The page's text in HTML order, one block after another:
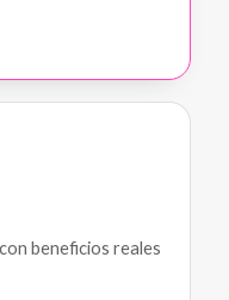
beneficios reales